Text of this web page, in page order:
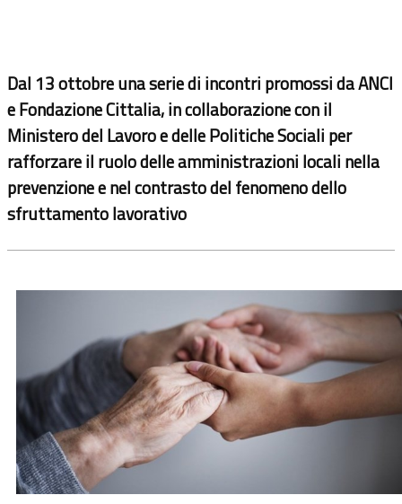
Dal 13 ottobre una serie di incontri promossi da ANCI
e Fondazione Cittalia, in collaborazione con il
Ministero del Lavoro e delle Politiche Sociali per
rafforzare il ruolo delle amministrazioni locali nella
prevenzione e nel contrasto del fenomeno dello
sfruttamento lavorativo